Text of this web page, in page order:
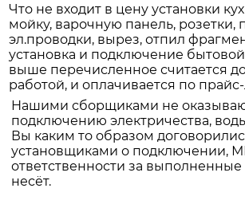
Что не входит в цену установки
мойку, варочную панель, розетки,
эл.проводки, вырез, отпил
установка и подключение бытовой
выше перечисленное считается
работой, и оплачивается по прайс-
Нашими сборщиками не
подключению электричества,
Вы каким то образом
установщиками о подключении,
ответственности за
несёт.